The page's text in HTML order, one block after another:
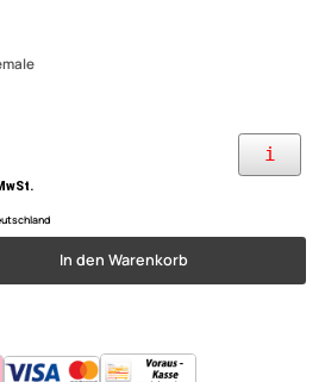
DVI Kupplung
Intel usw.